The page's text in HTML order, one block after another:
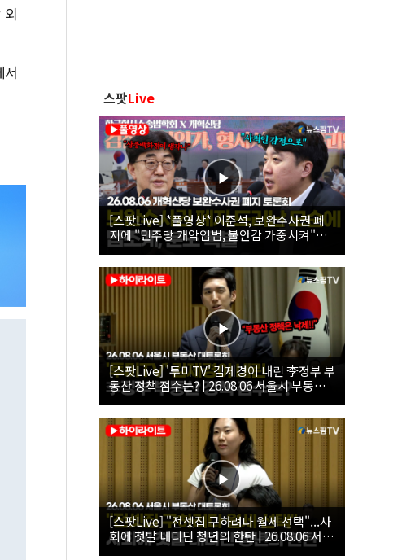
스팟Live
[스팟Live] *풀영상* 이준석, 보완수사권 폐
지에 "민주당 개악입법, 불안감 가중시켜"｜
26.08.06 개혁신당 보완수사권 폐지 토론회
[스팟Live] '투미TV' 김제경이 내린 李정부 부
동산 정책 점수는? | 26.08.06 서울시 부동산
대토론회
[스팟Live] "전셋집 구하려다 월세 선택"...사
회에 첫발 내디딘 청년의 한탄 | 26.08.06 서울
시 부동산 대토론회